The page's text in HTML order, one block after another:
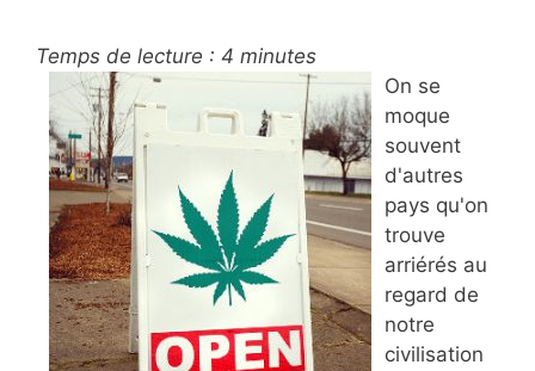
Temps de lecture : 4 minutes
On se
moque
souvent
d'autres
pays qu'on
trouve
arriérés au
regard de
notre
civilisation